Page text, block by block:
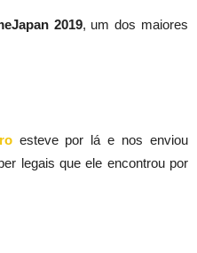
2019, um dos maiores
esteve por lá e nos enviou
legais que ele encontrou por